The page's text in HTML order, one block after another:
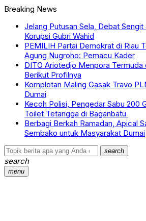
Breaking News
Jelang Putusan Sela, Debat
Korupsi Gubri Wahid
PEMILIH Partai Demokrat di Riau
Agung Nugroho: Pemacu Kader
DITO Ariotedjo Menpora
Berikut Profilnya
Komplotan Maling Gasak Travo
Dumai
Kecoh Polisi, Pengedar Sabu 200
Toilet Tetangga di Baganbatu
Berbagi Berkah Ramadan, Apical
Sembako untuk Masyarakat Dumai
search
search
menu